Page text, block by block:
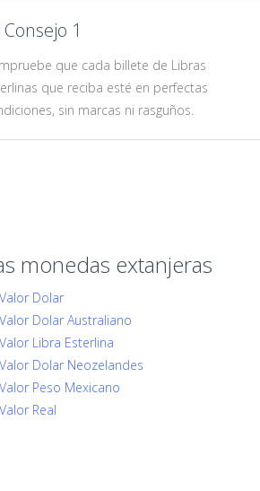
Consejo 1
que cada billete de Libras
que reciba esté en perfectas
sin marcas ni rasguños.
monedas extanjeras
Valor Dolar
Valor Dolar Australiano
Valor Libra Esterlina
Valor Dolar Neozelandes
Valor Peso Mexicano
Valor Real